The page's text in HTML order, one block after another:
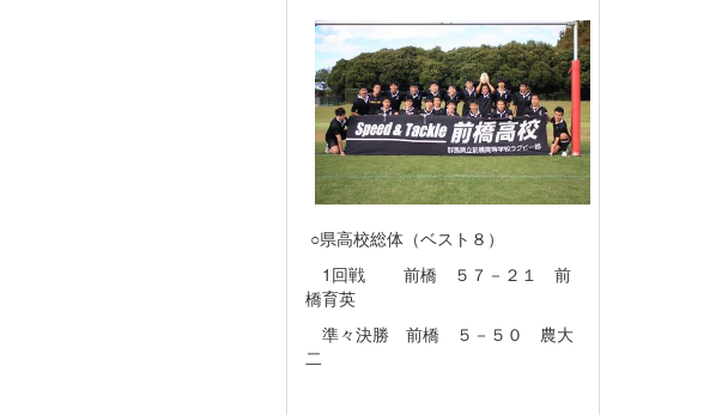
○県高校総体（ベスト８）
1回戦 前橋 ５７－２１ 前
橋育英
準々決勝 前橋 ５－５０ 農大
二